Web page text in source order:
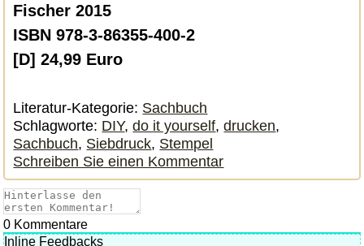
Fischer 2015
ISBN 978-3-86355-400-2
[D] 24,99 Euro
Literatur-Kategorie: Sachbuch
Schlagworte: DIY,do it yourself,drucken,
Sachbuch, Siebdruck, Stempel
Schreiben Sie einen Kommentar
0 Kommentare
Inline Feedbacks